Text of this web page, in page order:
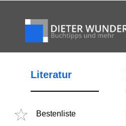
Literatur
Bestenliste